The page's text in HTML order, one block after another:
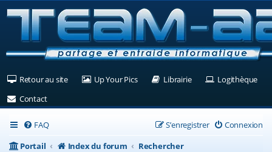
Retour au site(Ouvre un nouvel onglet)
Up Your Pics(Ouvre un nouvel onglet)
Librairie(Ouvre un nouvel
Logithèque
Contact(Ouvre un nouvel onglet)
FAQ Connexion
S’enregistrer
Portail
Index du forum Rechercher